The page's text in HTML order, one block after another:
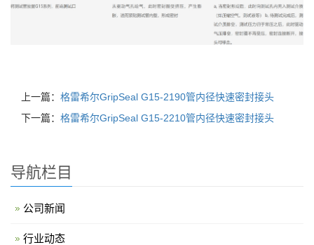
上一篇： 格雷希尔GripSeal G15-2190管内径快速密封接头
下一篇： 格雷希尔GripSeal G15-2210管内径快速密封接头
导航栏目
公司新闻
行业动态